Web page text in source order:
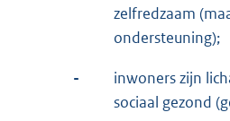
zelfredzaam
ondersteuning);
-
inwoners zijn
sociaal gezond